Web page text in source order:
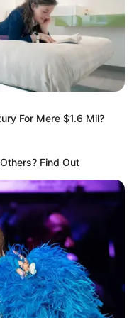
excepción pagan
que hasta fin de año
For Mere $1.6 Mil?
Find Out